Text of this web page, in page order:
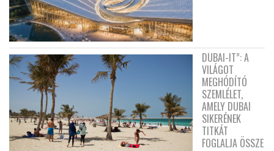
DUBAI-IT”: A
VILÁGOT
MEGHÓDÍTÓ
SZEMLÉLET,
AMELY DUBAI
SIKERÉNEK
TITKÁT
FOGLALJA ÖSSZE